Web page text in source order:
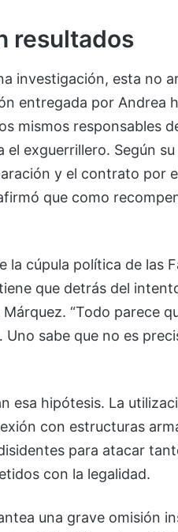
resultados
investigación, esta no
entregada por Andrea
mismos responsables
exguerrillero. Según
y el contrato por
que como
la cúpula política de las
que detrás del
“Todo parece
sabe que no es
esa hipótesis. La
con estructuras
para atacar
con la legalidad.
una grave omisión